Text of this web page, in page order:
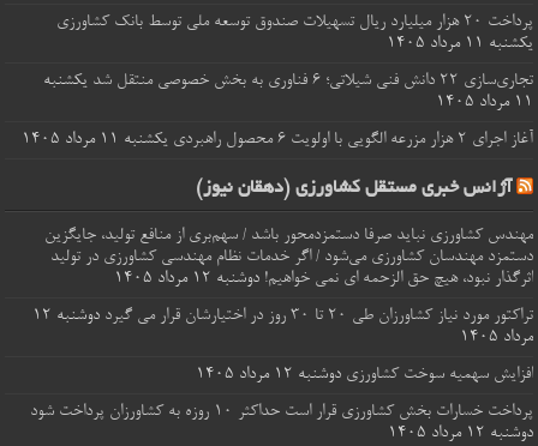
پرداخت ۲۰ هزار میلیارد ریال تسهیلات صندوق توسعه ملی توسط بانک کشاورزی
یکشنبه ۱۱ مرداد ۱۴۰۵
تجاری‌سازی ۲۲ دانش فنی شیلاتی؛ ۶ فناوری به بخش خصوصی منتقل شد
یکشنبه
۱۱ مرداد ۱۴۰۵
آغاز اجرای ۲ هزار مزرعه الگویی با اولویت ۶ محصول راهبردی
یکشنبه ۱۱ مرداد ۱۴۰۵
آژانس خبری مستقل کشاورزی (دهقان نیوز)
مهندس کشاورزی نباید صرفا دستمزدمحور باشد / سهم‌بری از منافع تولید، جایگزین
دستمزد مهندسان کشاورزی می‌شود / اگر خدمات نظام مهندسی کشاورزی در تولید
اثرگذار نبود، هیچ حق الزحمه ای نمی خواهیم! دوشنبه ۱۲ مرداد ۱۴۰۵
تراکتور مورد نیاز کشاورزان طی ۲۰ تا ۳۰ روز در اختیارشان قرار می گیرد
دوشنبه ۱۲
مرداد ۱۴۰۵
افزایش سهمیه سوخت کشاورزی دوشنبه ۱۲ مرداد ۱۴۰۵
پرداخت خسارات‌ بخش کشاورزی قرار است حداکثر ۱۰ روزه به کشاورزان پرداخت شود
دوشنبه ۱۲ مرداد ۱۴۰۵